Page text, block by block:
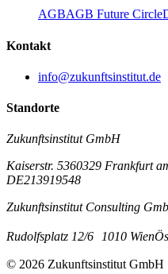
AGBAGB Future Circle
Kontakt
info@zukunftsinstitut.de
Standorte
Zukunftsinstitut GmbH
Kaiserstr. 5360329 Frankfurt
DE213919548
Zukunftsinstitut Consulting
Rudolfsplatz 12/6 1010 Wien
© 2026 Zukunftsinstitut GmbH